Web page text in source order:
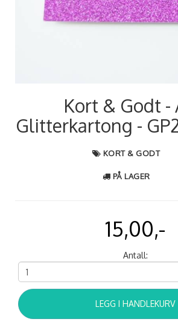
Kort & Godt -
Glitterkartong -
KORT & GODT
PÅ LAGER
15,00,-
Antall:
LEGG I HANDLEKURV